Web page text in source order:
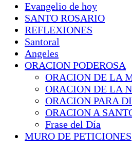
Evangelio de hoy
SANTO ROSARIO
REFLEXIONES
Santoral
Angeles
ORACION PODEROSA
ORACION DE LA
ORACION DE LA
ORACION PARA
ORACION A
Frase del Día
MURO DE PETICIONES